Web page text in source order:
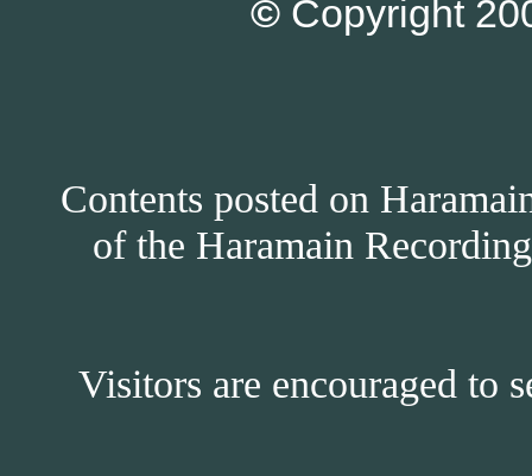
© Copyright
Contents posted on
of the Haramain
Visitors are encouraged to